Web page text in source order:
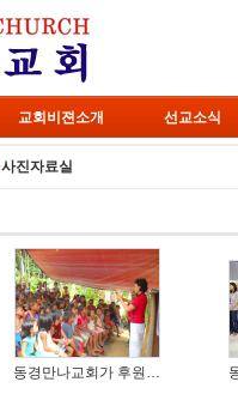
교회비젼소개 선교소식
사진자료실
동경만나교회가 후원…